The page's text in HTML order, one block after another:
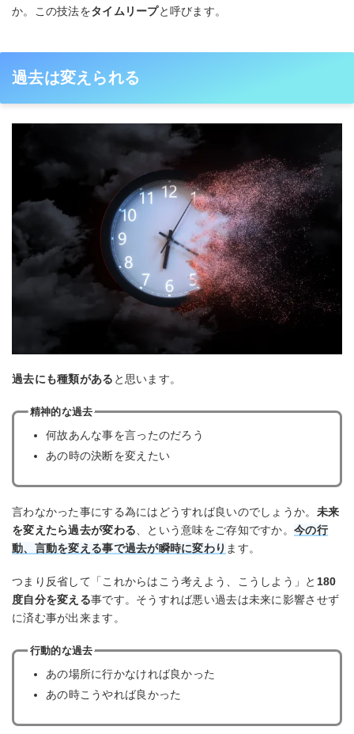
か。この技法をタイムリープと呼びます。
過去は変えられる
過去にも種類がある と思います。
精神的な過去
何故あんな事を言ったのだろう
あの時の決断を変えたい
言わなかった事にする為にはどうすれば良いのでしょうか。 未来
を変えたら過去が変わる 、という意味をご存知ですか。今の行
動、言動を変える事で過去が瞬時に変わり ます。
つまり反省して「これからはこう考えよう、こうしよう」と 180
度自分を変える事です。そうすれば悪い過去は未来に影響させず
に済む事が出来ます。
行動的な過去
あの場所に行かなければ良かった
あの時こうやれば良かった